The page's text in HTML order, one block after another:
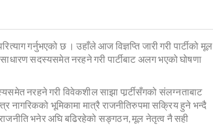
गर्नुभएको छ । उहाँले आज विज्ञप्ति जारी गरी पार्टीको मूल
सदस्यसमेत नरहने गरी पार्टीबाट अलग भएको घोषणा
नरहने गरी विवेकशील साझा पार्र्टीसँगको संलग्नताबाट
नागरिकको भूमिकामा मात्रै राजनीतिरुपमा सक्रिय हुने भन्दै
भनेर अघि बढिरहेको सङ्गठन, मूल नेतृत्व नै सही